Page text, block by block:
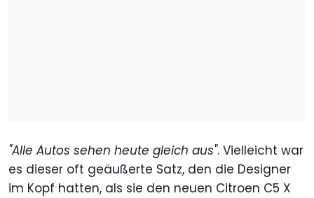
"Alle Autos sehen heute gleich aus". Vielleicht war
es dieser oft geäußerte Satz, den die Designer
im Kopf hatten, als sie den neuen Citroen C5 X